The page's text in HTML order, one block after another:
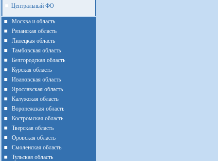
Центральный ФО
Москва и область
Рязанская область
Липецкая область
Тамбовская область
Белгородская область
Курская область
Ивановская область
Ярославская область
Калужская область
Воронежская область
Костромская область
Тверская область
Оровская область
Смоленская область
Тульская область